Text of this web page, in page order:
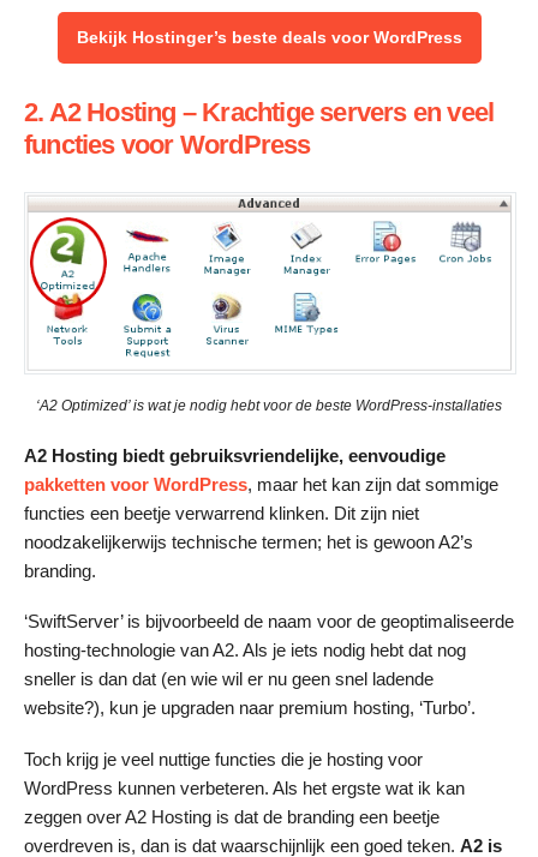
Bekijk Hostinger’s beste deals voor WordPress
2. A2 Hosting – Krachtige servers en veel
functies voor WordPress
‘A2 Optimized’ is wat je nodig hebt voor de beste WordPress-installaties
A2 Hosting biedt gebruiksvriendelijke, eenvoudige
pakketten voor WordPress, maar het kan zijn dat sommige
functies een beetje verwarrend klinken. Dit zijn niet
noodzakelijkerwijs technische termen; het is gewoon A2’s
branding.
‘SwiftServer’ is bijvoorbeeld de naam voor de geoptimaliseerde
hosting-technologie van A2. Als je iets nodig hebt dat nog
sneller is dan dat (en wie wil er nu geen snel ladende
website?), kun je upgraden naar premium hosting, ‘Turbo’.
Toch krijg je veel nuttige functies die je hosting voor
WordPress kunnen verbeteren. Als het ergste wat ik kan
zeggen over A2 Hosting is dat de branding een beetje
overdreven is, dan is dat waarschijnlijk een goed teken. A2 is